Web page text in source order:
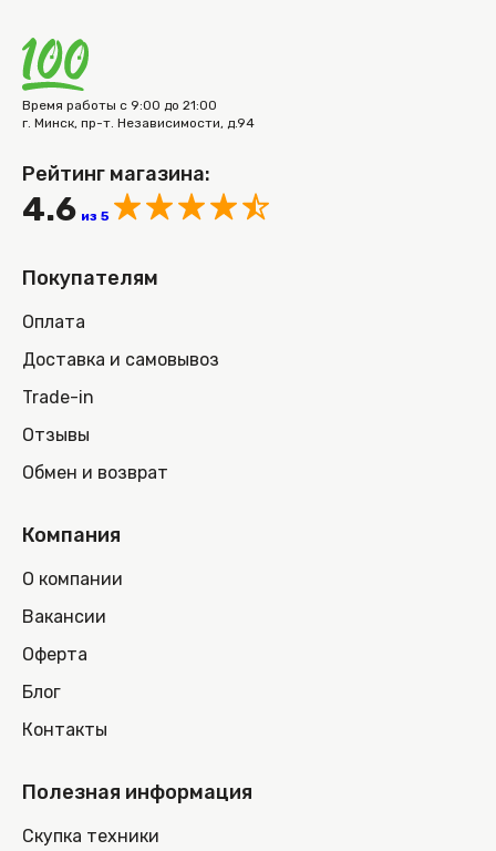
Время работы с 9:00 до 21:00
г. Минск, пр-т. Независимости, д.94
Рейтинг магазина:
4.6 из 5
Покупателям
Оплата
Доставка и самовывоз
Trade-in
Отзывы
Обмен и возврат
Компания
О компании
Вакансии
Оферта
Блог
Контакты
Полезная информация
Скупка техники